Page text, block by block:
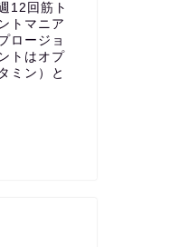
12回筋ト
トマニア
ロージョ
トはオプ
ミン）と